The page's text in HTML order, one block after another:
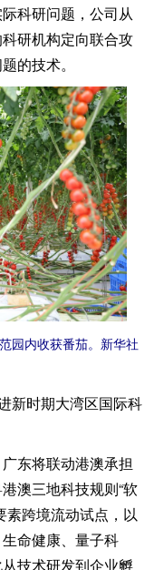
科研问题，公司从
研机构定向联合攻
的技术。
内收获番茄。新华社
新时期大湾区国际科
东将联动港澳承担
澳三地科技规则“软
素跨境流动试点，以
命健康、量子科
技术研发到企业孵